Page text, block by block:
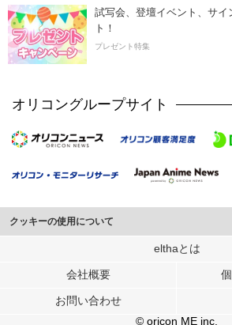
試写会、登壇イベント、サイ
ト！
プレゼント特集
オリコングループサイト
クッキーの使用について
このサイトでは Cookie を使用して、ユーザーに合
行っています。
メディアや広告配信、データ解析の各パートナーに
各パートナーは、この情報とユーザーが各パートナ
elthaとは
会社概要
お問い合わせ
© oricon ME inc.